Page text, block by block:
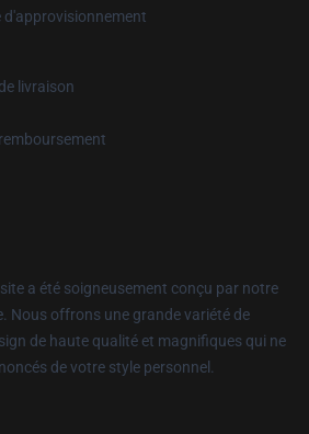
d'approvisionnement
livraison
a été soigneusement conçu par notre
Nous offrons une grande variété de
de haute qualité et magnifiques qui ne
de votre style personnel.